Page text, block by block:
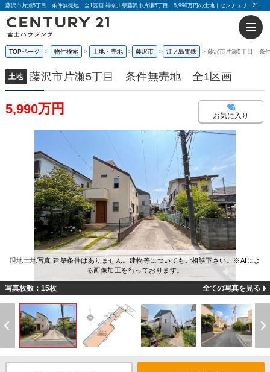
藤沢市片瀬5丁目 条件無売地 全1区画 神奈川県藤沢市片瀬5丁目｜5,990万円の土地｜センチュリー21富士ハウジング
TOPページ 物件検索 土地・売地 藤沢市 江ノ島電鉄 藤沢市片瀬5丁目 条
土地 藤沢市片瀬5丁目 条件無売地 全1区画
5,990万円 お気に入り
現地土地写真 建築条件はありません。建物等についてもご相談下さい。※AIによ
る画像加工を行っております。
写真枚数：15枚 全ての写真を見る